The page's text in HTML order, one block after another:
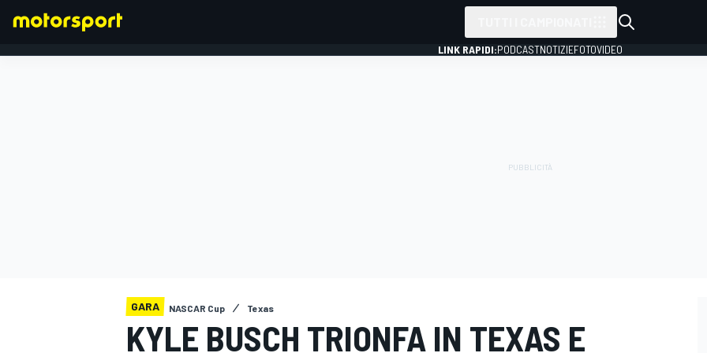
LINK RAPIDI:PODCASTNOTIZIEFOTOVIDEO
GARA NASCAR Cup Texas
KYLE BUSCH TRIONFA IN TEXAS E